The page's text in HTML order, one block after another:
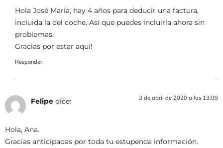
Hola José María, hay 4 años para deducir una factura,
incluida la del coche. Así que puedes incluirla ahora sin
problemas.
Gracias por estar aquí!
Responder
Felipe dice: 3 de abril de 2020 a las 13:09
Hola, Ana.
Gracias anticipadas por toda tu estupenda información.